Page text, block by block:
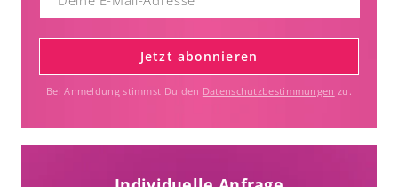
Jetzt abonnieren
Bei Anmeldung stimmst Du den Datenschutzbestimmungen zu.